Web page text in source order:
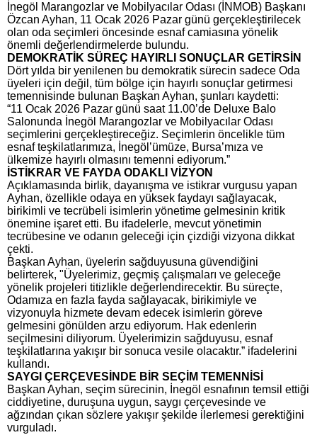
İnegöl Marangozlar ve Mobilyacılar Odası (İNMOB) Başkanı
Özcan Ayhan, 11 Ocak 2026 Pazar günü gerçekleştirilecek
olan oda seçimleri öncesinde esnaf camiasına yönelik
önemli değerlendirmelerde bulundu.
DEMOKRATİK SÜREÇ HAYIRLI SONUÇLAR GETİRSİN
Dört yılda bir yenilenen bu demokratik sürecin sadece Oda
üyeleri için değil, tüm bölge için hayırlı sonuçlar getirmesi
temennisinde bulunan Başkan Ayhan, şunları kaydetti:
“11 Ocak 2026 Pazar günü saat 11.00’de Deluxe Balo
Salonunda İnegöl Marangozlar ve Mobilyacılar Odası
seçimlerini gerçekleştireceğiz. Seçimlerin öncelikle tüm
esnaf teşkilatlarımıza, İnegöl’ümüze, Bursa’mıza ve
ülkemize hayırlı olmasını temenni ediyorum.”
İSTİKRAR VE FAYDA ODAKLI VİZYON
Açıklamasında birlik, dayanışma ve istikrar vurgusu yapan
Ayhan, özellikle odaya en yüksek faydayı sağlayacak,
birikimli ve tecrübeli isimlerin yönetime gelmesinin kritik
önemine işaret etti. Bu ifadelerle, mevcut yönetimin
tecrübesine ve odanın geleceği için çizdiği vizyona dikkat
çekti.
Başkan Ayhan, üyelerin sağduyusuna güvendiğini
belirterek, "Üyelerimiz, geçmiş çalışmaları ve geleceğe
yönelik projeleri titizlikle değerlendirecektir. Bu süreçte,
Odamıza en fazla fayda sağlayacak, birikimiyle ve
vizyonuyla hizmete devam edecek isimlerin göreve
gelmesini gönülden arzu ediyorum. Hak edenlerin
seçilmesini diliyorum. Üyelerimizin sağduyusu, esnaf
teşkilatlarına yakışır bir sonuca vesile olacaktır.” ifadelerini
kullandı.
SAYGI ÇERÇEVESİNDE BİR SEÇİM TEMENNİSİ
Başkan Ayhan, seçim sürecinin, İnegöl esnafının temsil ettiği
ciddiyetine, duruşuna uygun, saygı çerçevesinde ve
ağzından çıkan sözlere yakışır şekilde ilerlemesi gerektiğini
vurguladı.